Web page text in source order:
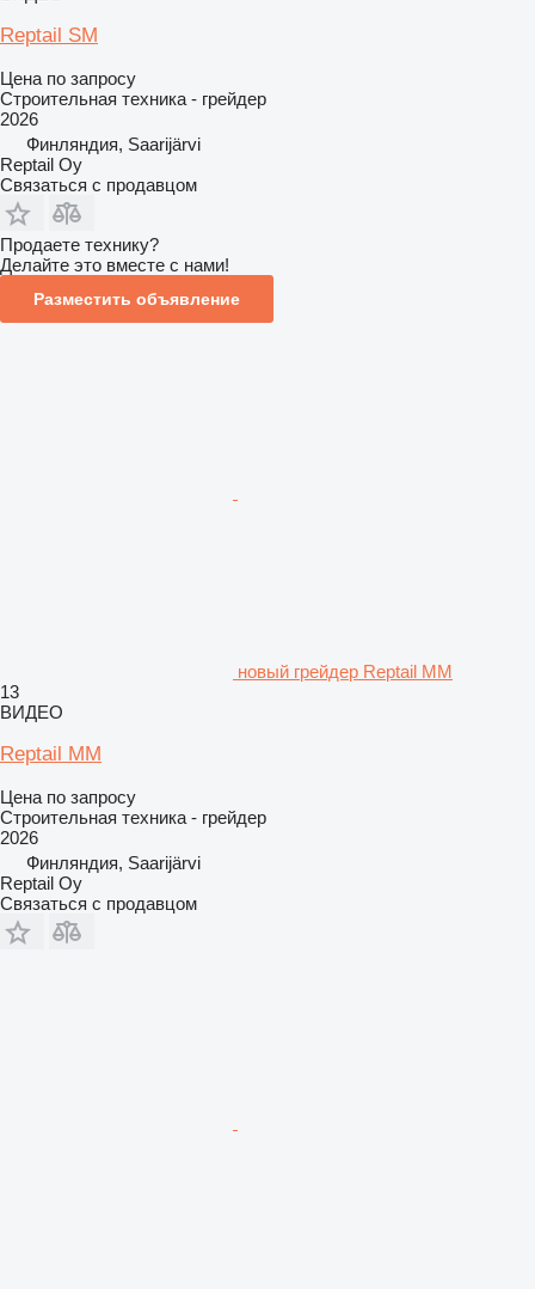
Reptail SM
Цена по запросу
Строительная техника - грейдер
2026
Финляндия, Saarijärvi
Reptail Oy
Связаться с продавцом
Продаете технику?
Делайте это вместе с нами!
Разместить объявление
новый грейдер Reptail MM
13
ВИДЕО
Reptail MM
Цена по запросу
Строительная техника - грейдер
2026
Финляндия, Saarijärvi
Reptail Oy
Связаться с продавцом